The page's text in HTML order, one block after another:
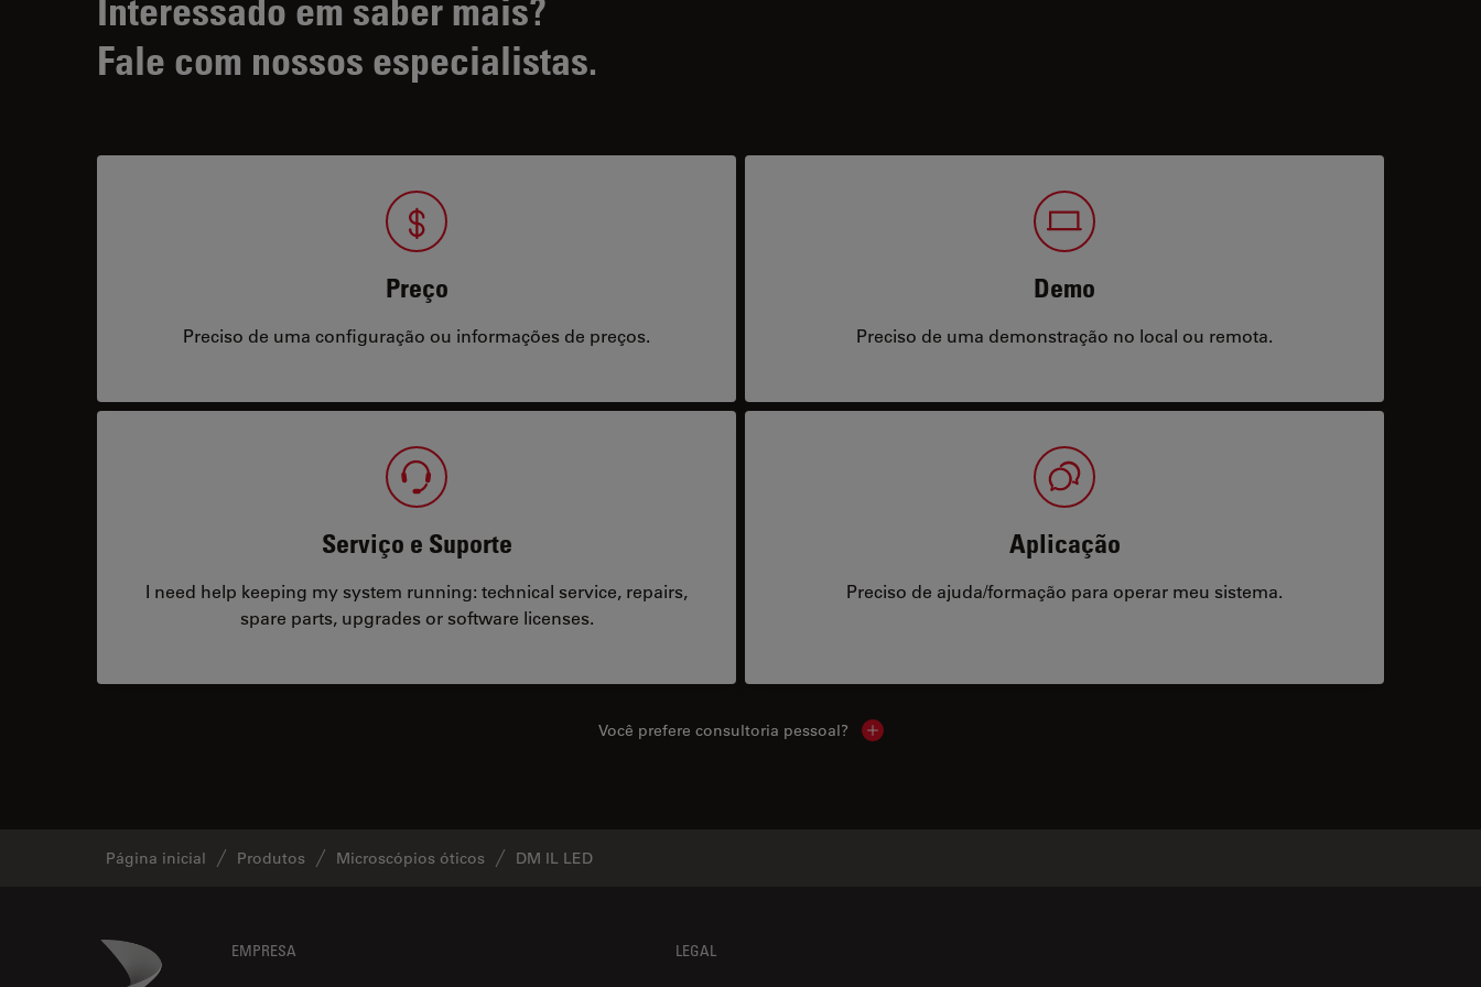
Interessado em saber mais?
Fale com nossos especialistas.
Preço
Preciso de uma configuração ou informações de preços.
Demo
Preciso de uma demonstração no local ou remota.
Serviço e Suporte
I need help keeping my system running: technical service, repairs,
spare parts, upgrades or software licenses.
Aplicação
Preciso de ajuda/formação para operar meu sistema.
Você prefere consultoria pessoal? Show local contacts
Página inicial Produtos Microscópios óticos DM IL LED
Danaher Logo EMPRESA LEGAL